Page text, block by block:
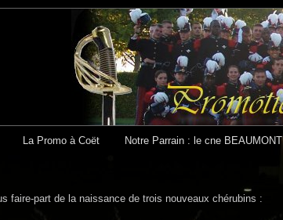
La Promo à Coët Notre Parrain : le cne BEAUMONT
faire-part de la naissance de trois nouveaux chérubins :